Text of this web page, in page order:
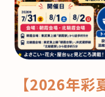
【2026年彩